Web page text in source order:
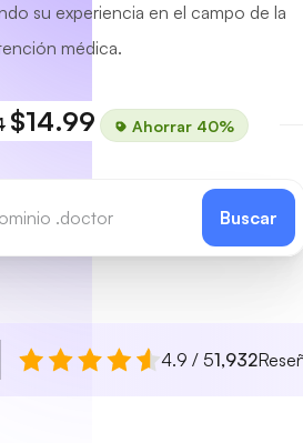
su experiencia en el campo de la
médica.
$14.99 Ahorrar 40%
Buscar
4.9 / 51,932